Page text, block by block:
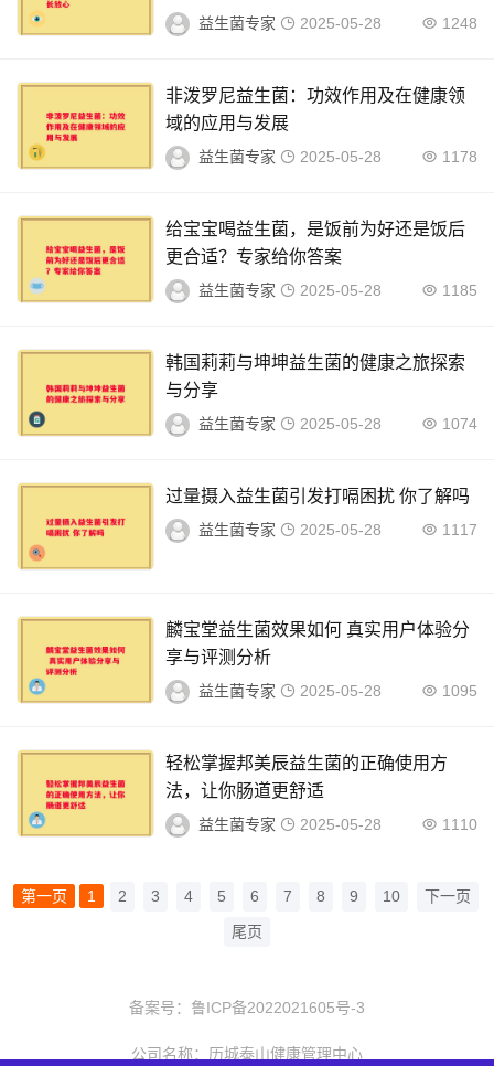
益生菌专家 2025-05-28 1248
非泼罗尼益生菌：功效作用及在健康领
域的应用与发展
益生菌专家 2025-05-28 1178
给宝宝喝益生菌，是饭前为好还是饭后
更合适？专家给你答案
益生菌专家 2025-05-28 1185
韩国莉莉与坤坤益生菌的健康之旅探索
与分享
益生菌专家 2025-05-28 1074
过量摄入益生菌引发打嗝困扰 你了解吗
益生菌专家 2025-05-28 1117
麟宝堂益生菌效果如何 真实用户体验分
享与评测分析
益生菌专家 2025-05-28 1095
轻松掌握邦美辰益生菌的正确使用方
法，让你肠道更舒适
益生菌专家 2025-05-28 1110
第一页 1 2 3 4 5 6 7 8 9 10
下一页
尾页
备案号： 鲁ICP备2022021605号-3
公司名称：历城泰山健康管理中心